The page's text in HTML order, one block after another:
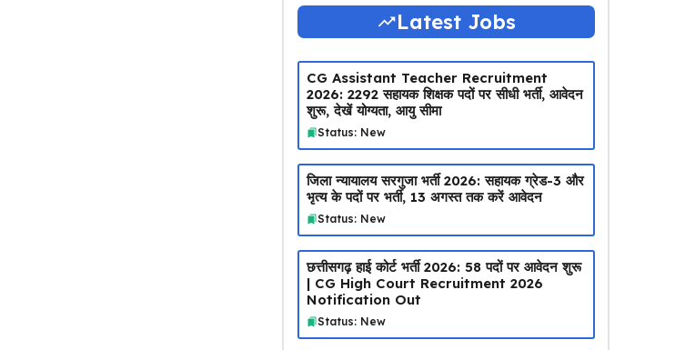
Latest Jobs
CG Assistant Teacher Recruitment
2026: 2292 सहायक शिक्षक पदों पर सीधी भर्ती, आवेदन
शुरू, देखें योग्यता, आयु सीमा
Status: New
जिला न्यायालय सरगुजा भर्ती 2026: सहायक ग्रेड-3 और
भृत्य के पदों पर भर्ती, 13 अगस्त तक करें आवेदन
Status: New
छत्तीसगढ़ हाई कोर्ट भर्ती 2026: 58 पदों पर आवेदन शुरू
| CG High Court Recruitment 2026
Notification Out
Status: New